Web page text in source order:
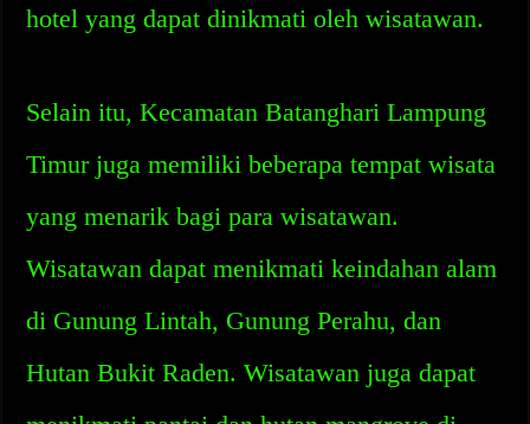
hotel yang dapat dinikmati oleh wisatawan.
Selain itu, Kecamatan Batanghari Lampung
Timur juga memiliki beberapa tempat wisata
yang menarik bagi para wisatawan.
Wisatawan dapat menikmati keindahan alam
di Gunung Lintah, Gunung Perahu, dan
Hutan Bukit Raden. Wisatawan juga dapat